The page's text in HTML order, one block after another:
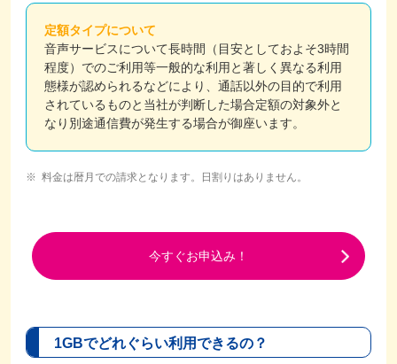
定額タイプについて
音声サービスについて長時間（目安としておよそ3時間
程度）でのご利用等一般的な利用と著しく異なる利用
態様が認められるなどにより、通話以外の目的で利用
されているものと当社が判断した場合定額の対象外と
なり別途通信費が発生する場合が御座います。
料金は暦月での請求となります。日割りはありません。
今すぐお申込み！
1GBでどれぐらい利用できるの？